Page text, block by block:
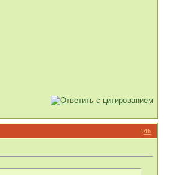
#45